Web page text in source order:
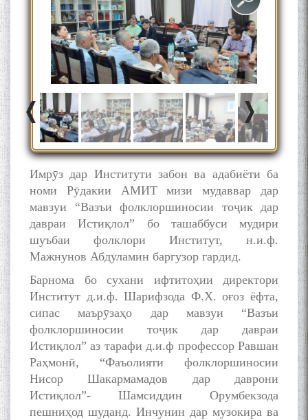
Имрӯз дар Институти забон ва адабиёти ба
номи Рӯдакии АМИТ мизи мудаввар дар
мавзуи “Вазъи фолклоршиносии тоҷик дар
давраи Истиқлол” бо ташаббуси мудири
шуъбаи фолклори Институт, н.и.ф.
Мажнунов Абдуламин баргузор гардид.
Барнома бо сухани ифтитоҳии директори
Институт д.и.ф. Шарифзода Ф.Х. оғоз ёфта,
сипас маърӯзаҳо дар мавзуи “Вазъи
фолклоршиносии тоҷик дар давраи
Истиқлол” аз тарафи д.и.ф профессор Равшан
Раҳмонӣ, “Фаъолияти фолклоршиносии
Нисор Шакармамадов дар даврони
Истиқлол”- Шамсиддин Орумбекзода
пешниҳод шуданд. Инчунин дар музокира ва
به عبارت دیگر: گفتگو با مومن
قناعت Mumin Qanoat
Сухбати навқаламон бо
Муъмин Қаноат\Meeting of
young talents with Mumyin
Kanoat
The Persian Gulf Beautiful
poetry from Устод Мумин
Қаноат (Ustod Mumin Qanoat)
and Master Mehryar
Mehrafarin about the conflict
of the name of the Persian
Gulf